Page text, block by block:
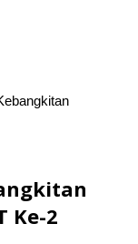
Ke-2